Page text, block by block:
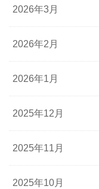
2026年3月
2026年2月
2026年1月
2025年12月
2025年11月
2025年10月